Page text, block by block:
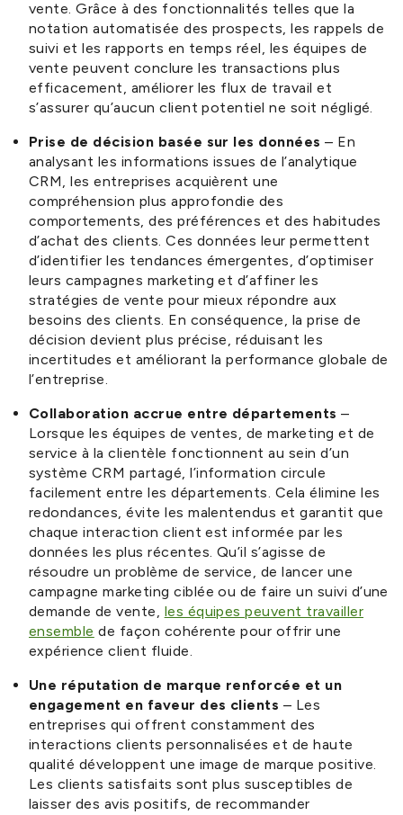
vente. Grâce à des fonctionnalités telles que la
notation automatisée des prospects, les rappels de
suivi et les rapports en temps réel, les équipes de
vente peuvent conclure les transactions plus
efficacement, améliorer les flux de travail et
s’assurer qu’aucun client potentiel ne soit négligé.
Prise de décision basée sur les données – En
analysant les informations issues de l’analytique
CRM, les entreprises acquièrent une
compréhension plus approfondie des
comportements, des préférences et des habitudes
d’achat des clients. Ces données leur permettent
d’identifier les tendances émergentes, d’optimiser
leurs campagnes marketing et d’affiner les
stratégies de vente pour mieux répondre aux
besoins des clients. En conséquence, la prise de
décision devient plus précise, réduisant les
incertitudes et améliorant la performance globale de
l’entreprise.
Collaboration accrue entre départements –
Lorsque les équipes de ventes, de marketing et de
service à la clientèle fonctionnent au sein d’un
système CRM partagé, l’information circule
facilement entre les départements. Cela élimine les
redondances, évite les malentendus et garantit que
chaque interaction client est informée par les
données les plus récentes. Qu’il s’agisse de
résoudre un problème de service, de lancer une
campagne marketing ciblée ou de faire un suivi d’une
demande de vente, les équipes peuvent travailler
ensemble de façon cohérente pour offrir une
expérience client fluide.
Une réputation de marque renforcée et un
engagement en faveur des clients – Les
entreprises qui offrent constamment des
interactions clients personnalisées et de haute
qualité développent une image de marque positive.
Les clients satisfaits sont plus susceptibles de
laisser des avis positifs, de recommander